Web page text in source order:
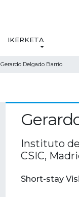
IKERKETA
Gerardo Delgado Barrio
Instituto
CSIC,
Short-stay